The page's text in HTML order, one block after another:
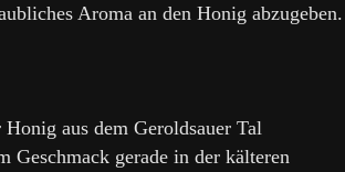
Aroma an den Honig abzugeben.
aus dem Geroldsauer Tal
gerade in der kälteren